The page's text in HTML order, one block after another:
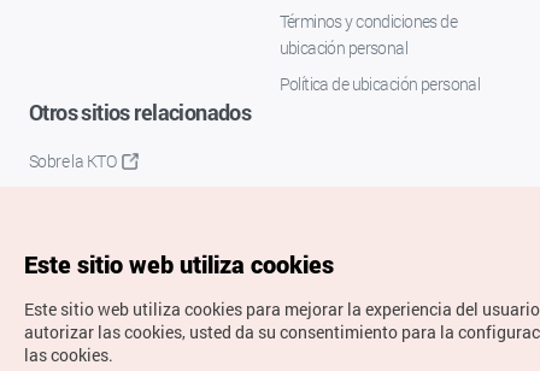
Términos y condiciones de
ubicación personal
Política de ubicación personal
Otros sitios relacionados
Sobre la KTO
Este sitio web utiliza cookies
Este sitio web utiliza cookies para mejorar la experiencia del
autorizar las cookies, usted da su consentimiento para la
las cookies.